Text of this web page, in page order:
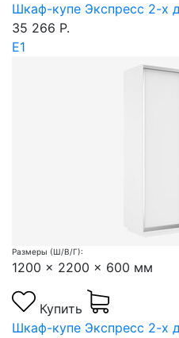
Шкаф-купе Экспресс 2-х
35 266 Р.
Е1
Размеры (Ш/В/Г):
1200 x 2200 x 600 мм
Купить
Шкаф-купе Экспресс 2-х